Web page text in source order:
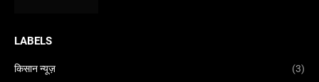
LABELS
किसान न्यूज़ (3)